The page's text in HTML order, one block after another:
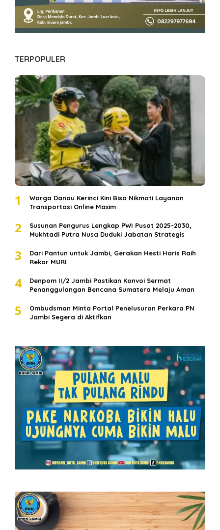
TERPOPULER
1
Warga Danau Kerinci Kini Bisa Nikmati Layanan
Transportasi Online Maxim
2
Susunan Pengurus Lengkap PWI Pusat 2025-2030,
Mukhtadi Putra Nusa Duduki Jabatan Strategis
3
Dari Pantun untuk Jambi, Gerakan Hesti Haris Raih
Rekor MURI
4
Denpom II/2 Jambi Pastikan Konvoi Sermat
Penanggulangan Bencana Sumatera Melaju Aman
5
Ombudsman Minta Portal Penelusuran Perkara PN
Jambi Segera di Aktifkan